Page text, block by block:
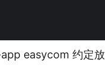
easycom 约定